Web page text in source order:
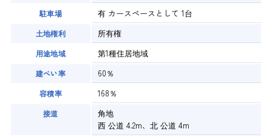
駐車場 有 カースペースとして 1台
土地権利 所有権
用途地域 第1種住居地域
建ぺい率 60％
容積率 168％
接道
角地
西 公道 4.2m、北 公道 4m